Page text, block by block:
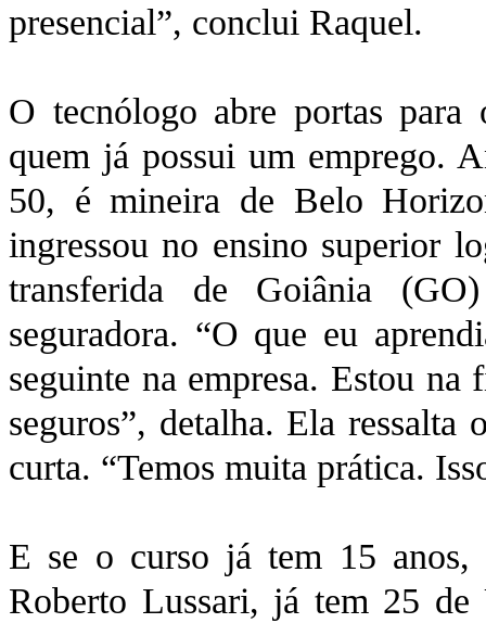
presencial”, conclui Raquel.
O tecnólogo abre portas para
quem já possui um emprego.
50, é mineira de Belo
ingressou no ensino superior
transferida de Goiânia
seguradora. “O que eu
seguinte na empresa. Estou
seguros”, detalha. Ela ressalta
curta. “Temos muita prática.
E se o curso já tem 15 anos,
Roberto Lussari, já tem 25 de